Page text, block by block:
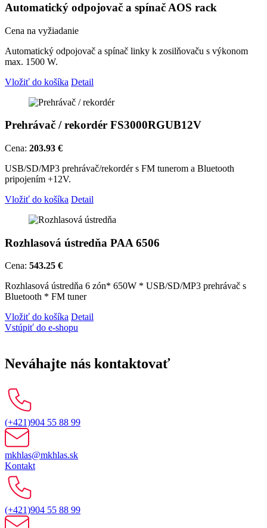
Automatický odpojovač a spínač AOS rack
Cena na vyžiadanie
Automatický odpojovač a spínač linky k zosilňovaču s výkonom
max. 1500 W.
Vložiť do košíka Detail
Prehrávač / rekordér FS3000RGUB12V
Cena: 203.93 €
USB/SD/MP3 prehrávač/rekordér s FM tunerom a Bluetooth
pripojením +12V.
Vložiť do košíka Detail
Rozhlasová ústredňa PAA 6506
Cena: 543.25 €
Rozhlasová ústredňa 6 zón* 650W * USB/SD/MP3 prehrávač s
Bluetooth * FM tuner
Vložiť do košíka Detail
Vstúpiť do e-shopu
Neváhajte nás kontaktovať
(+421)904 55 88 99
mkhlas@mkhlas.sk
Kontakt
(+421)904 55 88 99